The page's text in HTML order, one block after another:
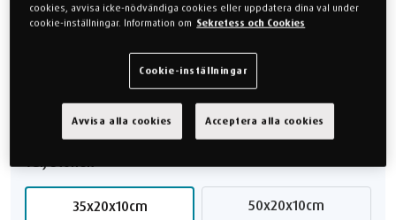
En halvcirkelformad kudde för allroundanvändning när du
vrister, ländryggen eller nacken.
Välj Storlek
35x20x10cm 50x20x10cm
cookies, avvisa icke-nödvändiga cookies eller uppdatera dina val under
cookie-inställningar. Information om Sekretess och Cookies
Cookie-inställningar
Avvisa alla cookies Acceptera alla cookies